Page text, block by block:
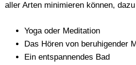
aller Arten minimieren können,
Yoga oder Meditation
Das Hören von beruhigender
Ein entspannendes Bad